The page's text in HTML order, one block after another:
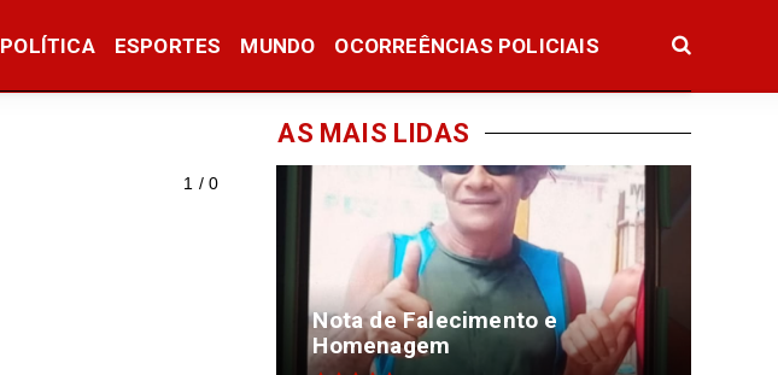
POLÍTICA ESPORTES MUNDO OCORREÊNCIAS POLICIAIS
1 / 0
AS MAIS LIDAS
Nota de Falecimento e
Homenagem